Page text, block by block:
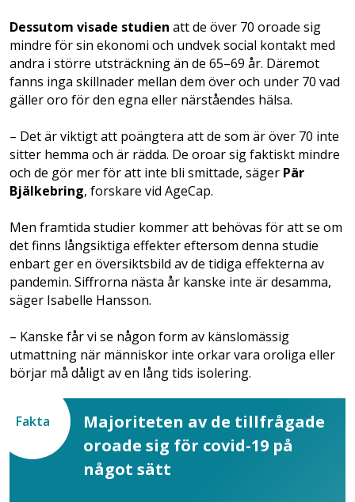
Dessutom visade studien att de över 70 oroade sig
mindre för sin ekonomi och undvek social kontakt med
andra i större utsträckning än de 65–69 år. Däremot
fanns inga skillnader mellan dem över och under 70 vad
gäller oro för den egna eller närståendes hälsa.
– Det är viktigt att poängtera att de som är över 70 inte
sitter hemma och är rädda. De oroar sig faktiskt mindre
och de gör mer för att inte bli smittade, säger Pär
Bjälkebring, forskare vid AgeCap.
Men framtida studier kommer att behövas för att se om
det finns långsiktiga effekter eftersom denna studie
enbart ger en översiktsbild av de tidiga effekterna av
pandemin. Siffrorna nästa år kanske inte är desamma,
säger Isabelle Hansson.
– Kanske får vi se någon form av känslomässig
utmattning när människor inte orkar vara oroliga eller
börjar må dåligt av en lång tids isolering.
Fakta
Majoriteten av de tillfrågade
oroade sig för covid-19 på
något sätt